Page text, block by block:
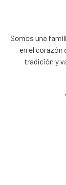
Somos una
en el corazón
tradición y